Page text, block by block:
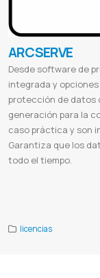
ARCSERVE
Desde software de
integrada y
protección de datos
generación para la
caso práctica y son
Garantiza que los
todo el tiempo.
licencias